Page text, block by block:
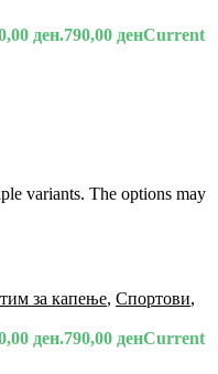
ден.790,00 денCurrent
variants. The options may
за капење, Спортови,
ден.790,00 денCurrent